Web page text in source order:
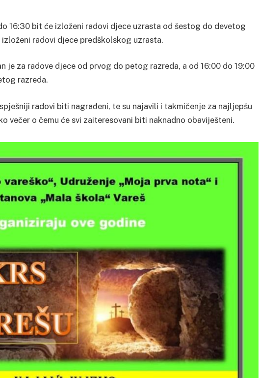
16:30 bit će izloženi radovi djece uzrasta od šestog do devetog
radovi djece predškolskog uzrasta.
je za radove djece od prvog do petog razreda, a od 16:00 do 19:00
razreda.
radovi biti nagrađeni, te su najavili i takmičenje za najljepšu
večer o čemu će svi zaiteresovani biti naknadno obaviješteni.